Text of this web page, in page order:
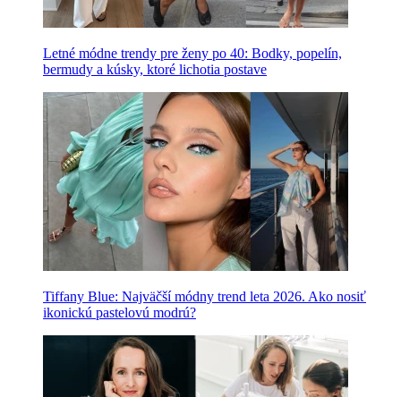
Letné módne trendy pre ženy po 40: Bodky, popelín,
bermudy a kúsky, ktoré lichotia postave
Tiffany Blue: Najväčší módny trend leta 2026. Ako nosiť
ikonickú pastelovú modrú?